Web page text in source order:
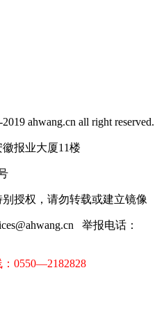
ahwang.cn all right reserved.
报业大厦11楼
授权，请勿转载或建立镜像
举报电话：
0550—2182828